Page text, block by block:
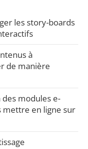
les story-boards
à
de manière
modules e-
mettre en ligne sur